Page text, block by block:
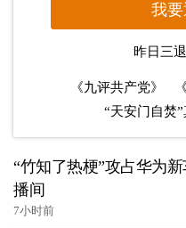
我
昨日三
《九评共产党》
“天安门自焚”
“竹知了热梗”攻占华为
播间
7小时前